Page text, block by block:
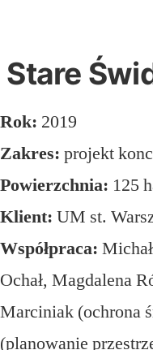
Stare
Rok: 2019
Zakres: projekt
Powierzchnia: 125
Klient: UM st.
Współpraca:
Ochał, Magdalena
Marciniak (ochrona
(planowanie